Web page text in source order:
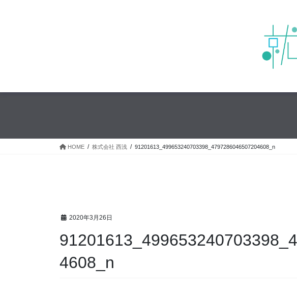
HOME 株式会社 西浅 91201613_499653240703398_4797286046507204608_n
2020年3月26日
4608_n